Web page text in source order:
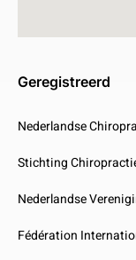
Geregistreerd
Nederlandse
Stichting
Nederlandse
Fédération